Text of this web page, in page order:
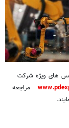
های ویژه شرکت
مراجعه